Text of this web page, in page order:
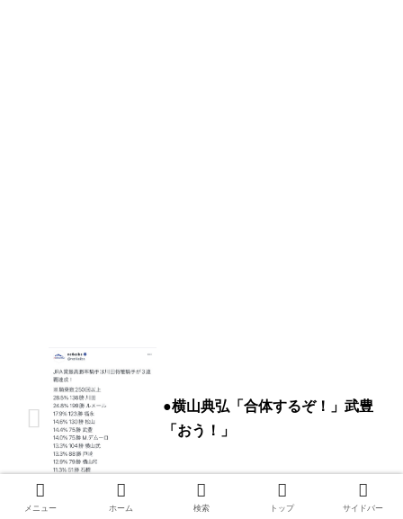
●横山典弘「合体するぞ！」武豊
「おう！」
メニュー ホーム 検索 トップ サイドバー